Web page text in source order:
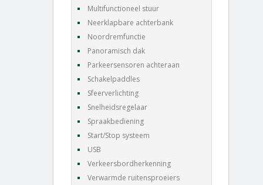
Multifunctioneel stuur
Neerklapbare achterbank
Noordremfunctie
Panoramisch dak
Parkeersensoren achteraan
Schakelpaddles
Sfeerverlichting
Snelheidsregelaar
Spraakbediening
Start/Stop systeem
USB
Verkeersbordherkenning
Verwarmde ruitensproeiers